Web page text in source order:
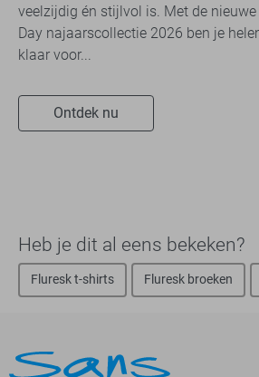
veelzijdig én stijlvol is. Met de
Day najaarscollectie 2026 ben je
klaar voor...
Ontdek nu
Heb je dit al eens bekeken?
Fluresk t-shirts Fluresk broeken